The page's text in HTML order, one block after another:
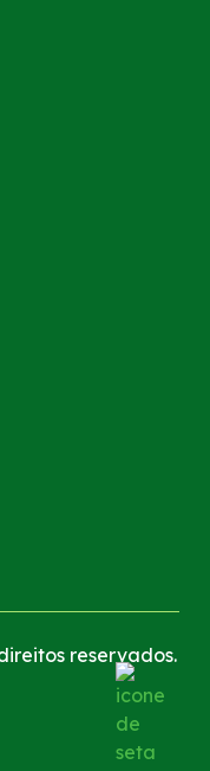
reservados.